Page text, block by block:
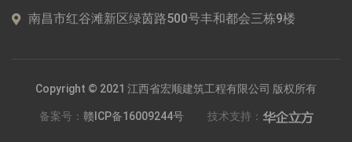
南昌市红谷滩新区绿茵路500号丰和都会三栋9楼
Copyright © 2021 江西省宏顺建筑工程有限公司 版权所有
备案号： 赣ICP备16009244号 技术支持：